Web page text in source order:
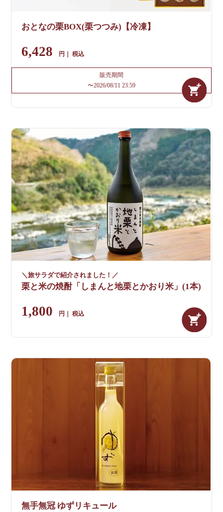
おとなの栗BOX(栗つつみ)【冷凍】
6,428 税込
販売期間
〜2026/08/11 23:59
＼旅サラダで紹介されました！／
栗と米の焼酎「しまんと地栗とかおり米」(1本)
1,800 税込
無手無冠 ゆずリキュール